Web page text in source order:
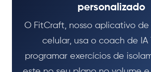
personalizado
O FitCraft, nosso aplicativo de
celular, usa o coach de IA
programar exercícios de